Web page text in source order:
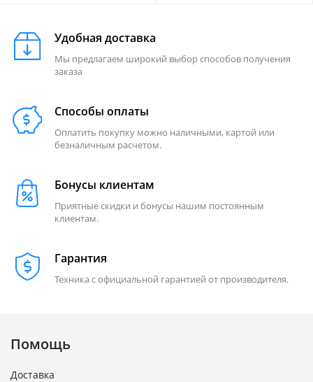
Удобная доставка
Мы предлагаем широкий выбор способов получения
заказа
Способы оплаты
Оплатить покупку можно наличными, картой или
безналичным расчетом.
Бонусы клиентам
Приятные скидки и бонусы нашим постоянным
клиентам.
Гарантия
Техника с официальной гарантией от производителя.
Помощь
Доставка